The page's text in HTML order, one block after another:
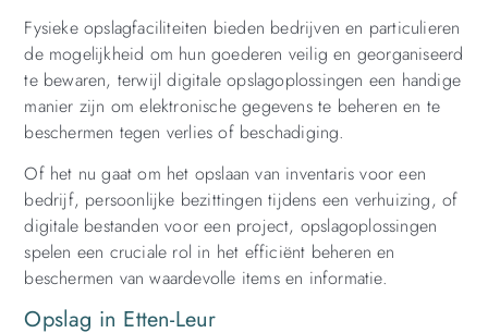
Fysieke opslagfaciliteiten bieden bedrijven en particulieren
de mogelijkheid om hun goederen veilig en georganiseerd
te bewaren, terwijl digitale opslagoplossingen een handige
manier zijn om elektronische gegevens te beheren en te
beschermen tegen verlies of beschadiging.
Of het nu gaat om het opslaan van inventaris voor een
bedrijf, persoonlijke bezittingen tijdens een verhuizing, of
digitale bestanden voor een project, opslagoplossingen
spelen een cruciale rol in het efficiënt beheren en
beschermen van waardevolle items en informatie.
Opslag in Etten-Leur